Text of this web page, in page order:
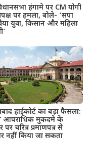
हंगामे पर CM योगी
पर हमला, बोले- ‘सपा
युवा, किसान और महिला
हाईकोर्ट का बड़ा फैसला:
आपराधिक मुकदमे के
चरित्र प्रमाणपत्र से
नहीं किया जा सकता